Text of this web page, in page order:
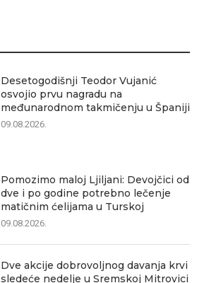
Desetogodišnji Teodor Vujanić
osvojio prvu nagradu na
međunarodnom takmičenju u Španiji
09.08.2026.
Pomozimo maloj Ljiljani: Devojčici od
dve i po godine potrebno lečenje
matičnim ćelijama u Turskoj
09.08.2026.
Dve akcije dobrovoljnog davanja krvi
sledeće nedelje u Sremskoj Mitrovici